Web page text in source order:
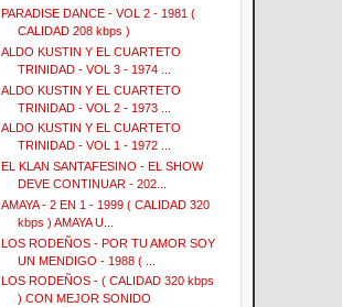
PARADISE DANCE - VOL 2 - 1981 (
CALIDAD 208 kbps )
ALDO KUSTIN Y EL CUARTETO
TRINIDAD - VOL 3 - 1974 ...
ALDO KUSTIN Y EL CUARTETO
TRINIDAD - VOL 2 - 1973 ...
ALDO KUSTIN Y EL CUARTETO
TRINIDAD - VOL 1 - 1972 ...
EL KLAN SANTAFESINO - EL SHOW
DEVE CONTINUAR - 202...
AMAYA - 2 EN 1 - 1999 ( CALIDAD 320
kbps ) AMAYA U...
LOS RODEÑOS - POR TU AMOR SOY
UN MENDIGO - 1988 ( ...
LOS RODEÑOS - ( CALIDAD 320 kbps
) CON MEJOR SONIDO